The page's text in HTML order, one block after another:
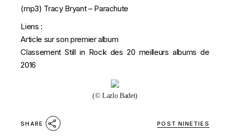
(mp3) Tracy Bryant – Parachute
Liens :
Article sur son premier album
Classement Still in Rock des 20 meilleurs albums de
2016
(© Lazlo Badet)
SHARE POST NINETIES